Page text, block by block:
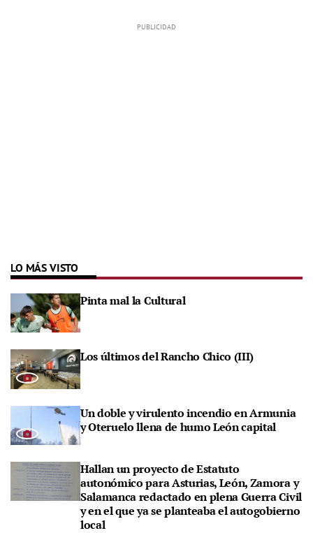
LO MÁS VISTO
Pinta mal la Cultural
Los últimos del Rancho Chico (III)
Un doble y virulento incendio en Armunia
y Oteruelo llena de humo León capital
Hallan un proyecto de Estatuto
autonómico para Asturias, León, Zamora y
Salamanca redactado en plena Guerra Civil
y en el que ya se planteaba el autogobierno
local